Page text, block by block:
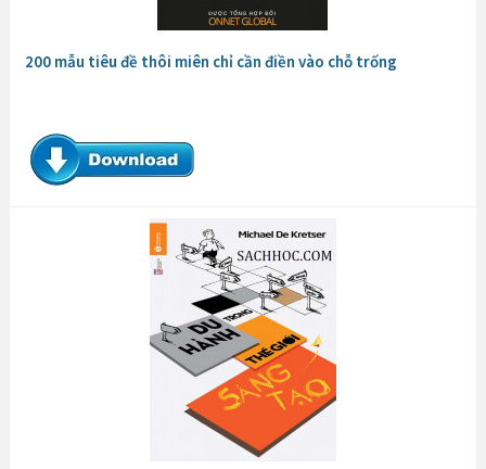
200 mẫu tiêu đề thôi miên chỉ cần điền vào chỗ trống